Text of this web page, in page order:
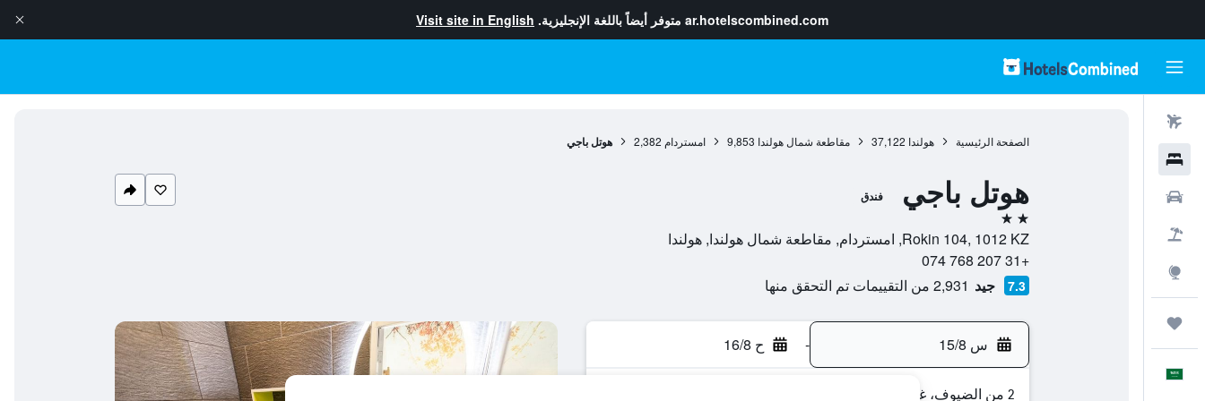
ar.hotelscombined.com متوفر أيضاً باللغة الإنجليزية. Visit site in English
الصفحة الرئيسية هولندا 37,122 مقاطعة شمال هولندا 9,853 امستردام 2,382 هوتل باجي
هوتل باجي فندق
2 نجمتين
Rokin 104, 1012 KZ, امستردام, مقاطعة شمال هولندا, هولندا
+31 207 768 074
7.3 جيد 2,931 من التقييمات تم التحقق منها
س 15/8 - ح 16/8
2 من الضيوف، غرفة واحدة